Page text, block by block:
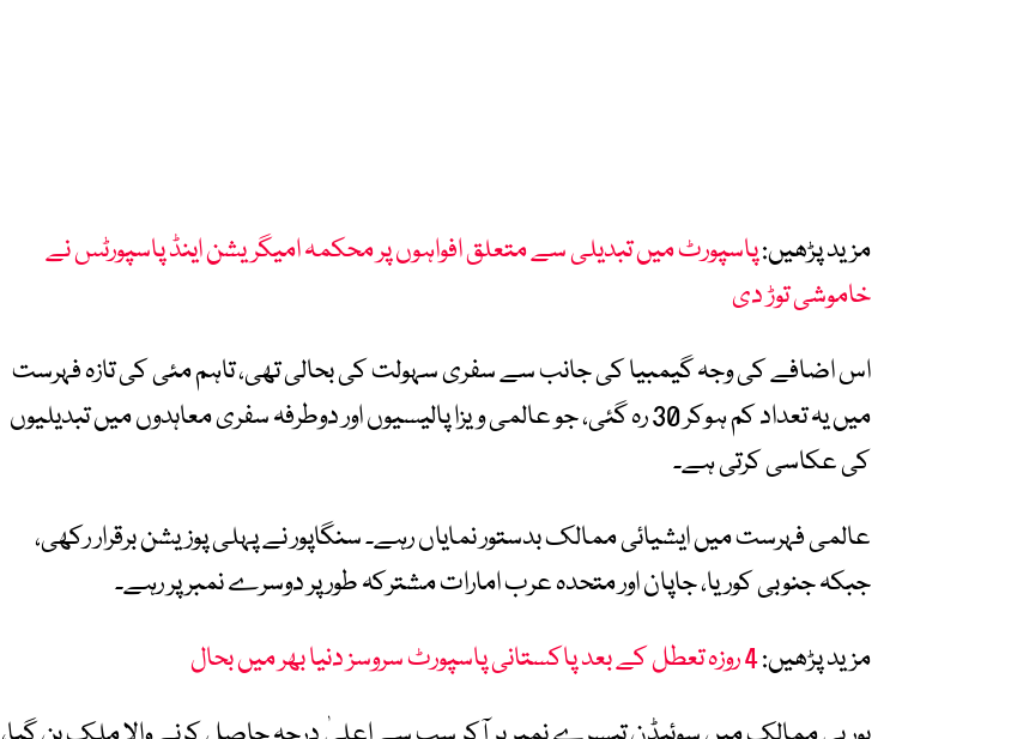
مزید پڑھیں:پاسپورٹ میں تبدیلی سے متعلق افواہوں پر محکمہ امیگریشن اینڈ پاسپورٹس نے
خاموشی توڑ دی
اس اضافے کی وجہگیمبیاکی جانب سے سفری سہولت کی بحالی تھی، تاہم مئی کی تازہ فہرست
میں یہ تعداد کم ہوکر 30 رہ گئی، جو عالمی ویزا پالیسیوں اور دوطرفہ سفری معاہدوں میں تبدیلیوں
کی عکاسی کرتی ہے۔
عالمی فہرست میں ایشیائی ممالک بدستور نمایاں رہے۔ سنگاپور نے پہلی پوزیشن برقرار رکھی،
جبکہجنوبی کوریا، جاپاناور متحدہ عرب امارات مشترکہ طور پر دوسرے نمبر پر رہے۔
مزید پڑھیں:4 روزہ تعطل کے بعد پاکستانی پاسپورٹ سروسز دنیا بھر میں بحال